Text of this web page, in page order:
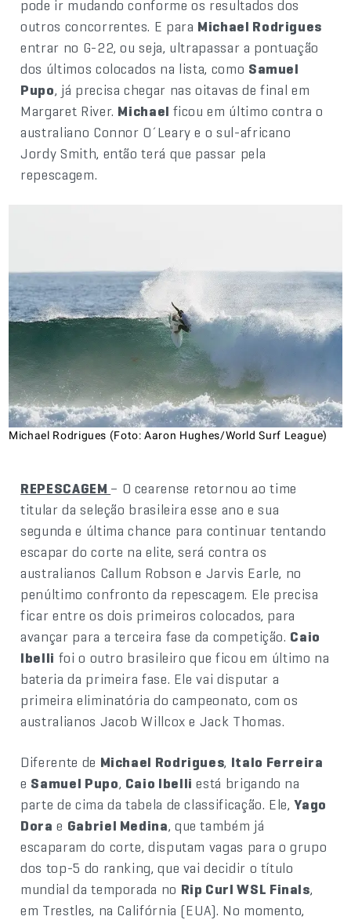
pode ir mudando conforme os resultados dos
outros concorrentes. E para Michael Rodrigues
entrar no G-22, ou seja, ultrapassar a pontuação
dos últimos colocados na lista, como Samuel
Pupo, já precisa chegar nas oitavas de final em
Margaret River. Michael ficou em último contra o
australiano Connor O´Leary e o sul-africano
Jordy Smith, então terá que passar pela
repescagem.
Michael Rodrigues (Foto: Aaron Hughes/World Surf League)
REPESCAGEM – O cearense retornou ao time
titular da seleção brasileira esse ano e sua
segunda e última chance para continuar tentando
escapar do corte na elite, será contra os
australianos Callum Robson e Jarvis Earle, no
penúltimo confronto da repescagem. Ele precisa
ficar entre os dois primeiros colocados, para
avançar para a terceira fase da competição. Caio
Ibelli foi o outro brasileiro que ficou em último na
bateria da primeira fase. Ele vai disputar a
primeira eliminatória do campeonato, com os
australianos Jacob Willcox e Jack Thomas.
Diferente de Michael Rodrigues, Italo Ferreira
e Samuel Pupo, Caio Ibelli está brigando na
parte de cima da tabela de classificação. Ele,Yago
Dora e Gabriel Medina, que também já
escaparam do corte, disputam vagas para o grupo
dos top-5 do ranking, que vai decidir o título
mundial da temporada no Rip Curl WSL Finals,
em Trestles, na Califórnia (EUA). No momento,